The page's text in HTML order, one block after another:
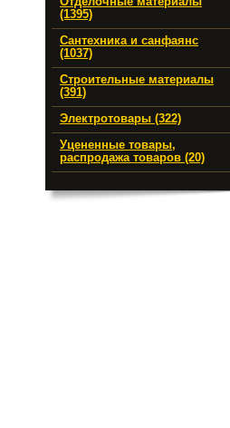
(1395)
Сантехника и санфаянс
(1037)
Строительные материалы
(391)
Электротовары (322)
Уцененные товары,
распродажа товаров (20)